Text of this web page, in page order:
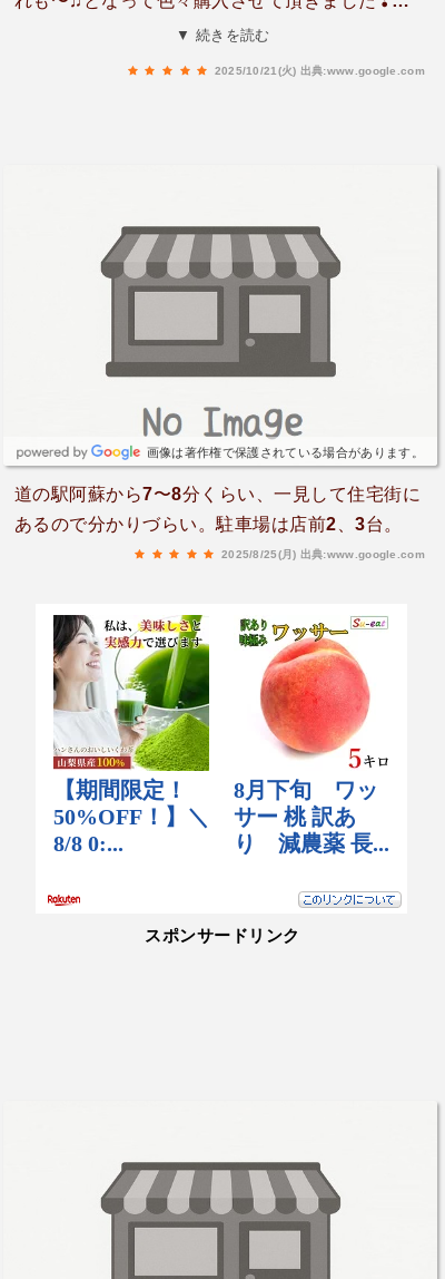
れも美味しくてパンはふわふわでとても満足しま
▼ 続きを読む
2025/10/21(火) 出典:www.google.com
画像は著作権で保護されている場合があります。
道の駅阿蘇から7〜8分くらい、一見して住宅街に
あるので分かりづらい。駐車場は店前2、3台。
2025/8/25(月) 出典:www.google.com
スポンサードリンク